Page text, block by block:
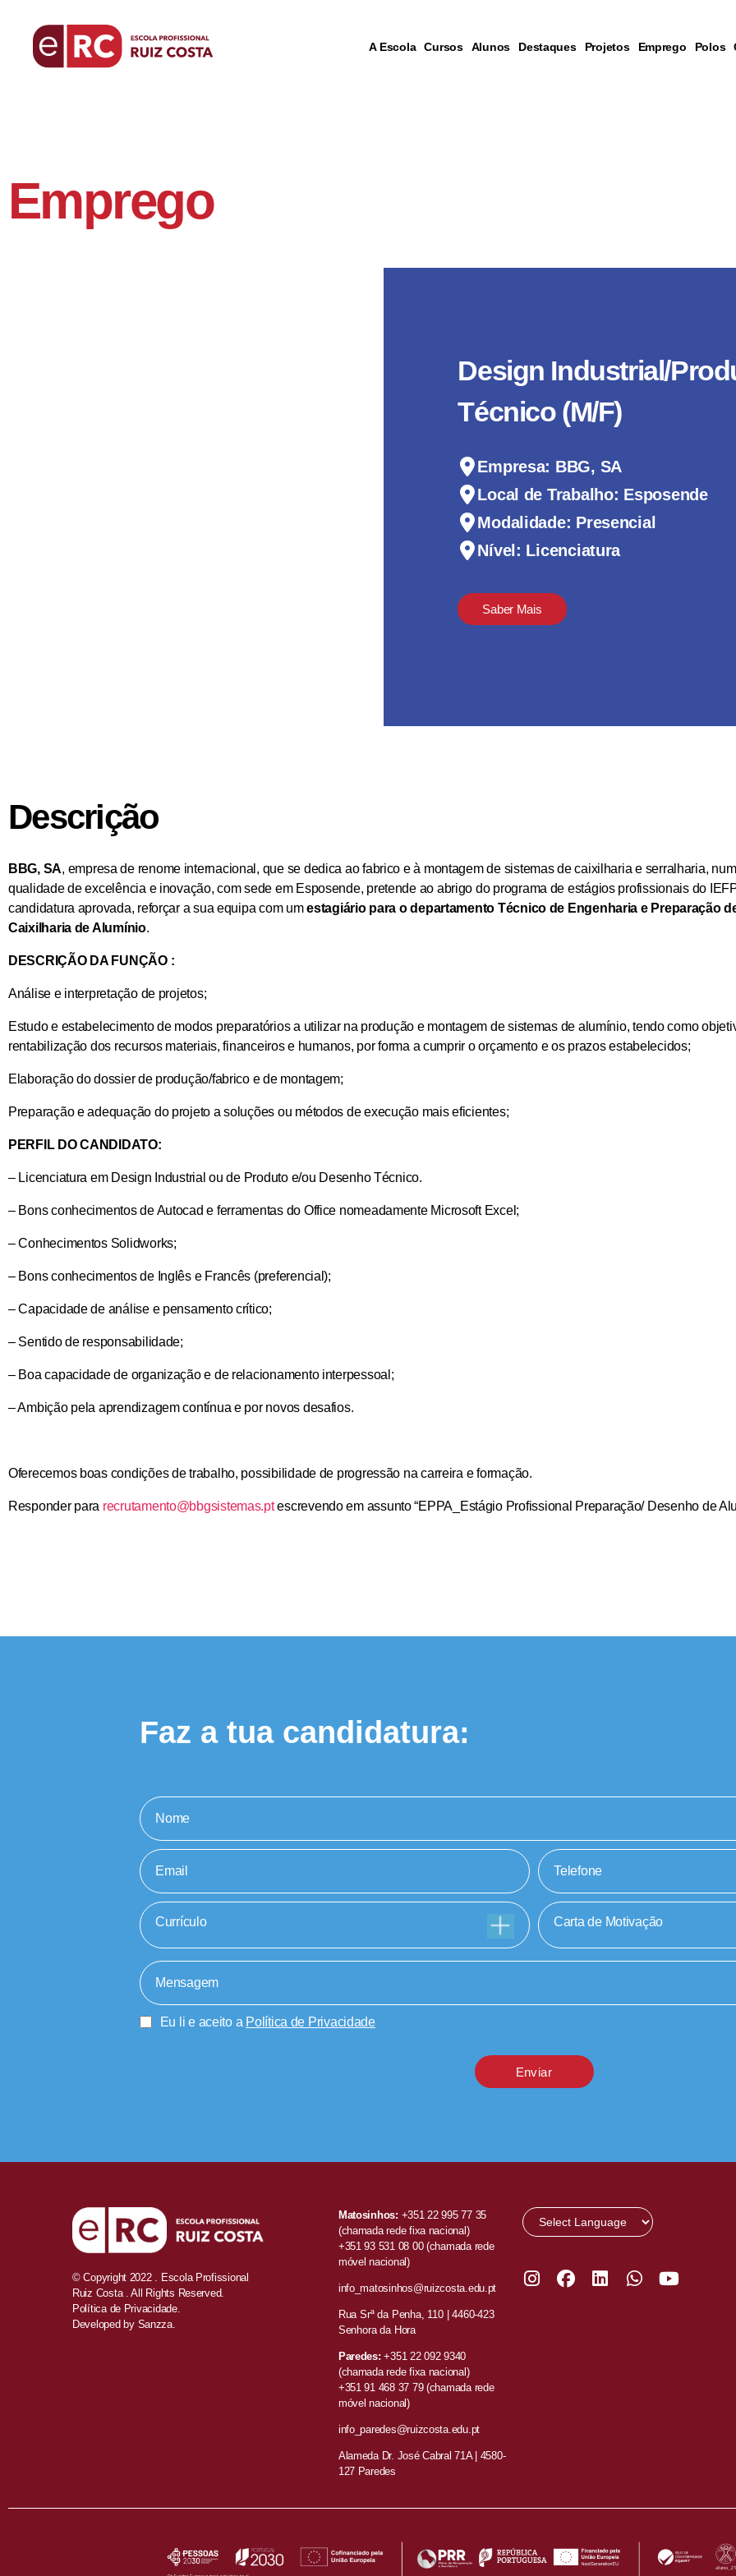
A Escola Cursos Alunos Destaques Projetos Emprego Polos
Emprego
Design Industrial/
Técnico (M/F)
Empresa: BBG, SA
Local de Trabalho: Esposende
Modalidade: Presencial
Nível: Licenciatura
Saber Mais
Descrição
BBG, SA, empresa de renome internacional, que se dedica ao fabrico e à montagem de sistemas de caixilharia e serralharia,
qualidade de excelência e inovação, com sede em Esposende, pretende ao abrigo do programa de estágios profissionais do
candidatura aprovada, reforçar a sua equipa com umestagiário para o departamento Técnico de Engenharia e Preparação
Caixilharia de Alumínio.
DESCRIÇÃO DA FUNÇÃO :
Análise e interpretação de projetos;
Estudo e estabelecimento de modos preparatórios a utilizar na produção e montagem de sistemas de alumínio, tendo como
rentabilização dos recursos materiais, financeiros e humanos, por forma a cumprir o orçamento e os prazos estabelecidos;
Elaboração do dossier de produção/fabrico e de montagem;
Preparação e adequação do projeto a soluções ou métodos de execução mais eficientes;
PERFIL DO CANDIDATO:
– Licenciatura em Design Industrial ou de Produto e/ou Desenho Técnico.
– Bons conhecimentos de Autocad e ferramentas do Office nomeadamente Microsoft Excel;
– Conhecimentos Solidworks;
– Bons conhecimentos de Inglês e Francês (preferencial);
– Capacidade de análise e pensamento crítico;
– Sentido de responsabilidade;
– Boa capacidade de organização e de relacionamento interpessoal;
– Ambição pela aprendizagem contínua e por novos desafios.
Oferecemos boas condições de trabalho, possibilidade de progressão na carreira e formação.
Responder para recrutamento@bbgsistemas.ptescrevendo em assunto “EPPA_Estágio Profissional Preparação/ Desenho de
Faz a tua candidatura:
Currículo Carta de Motivação
Eu li e aceito a Política de Privacidade
Enviar
© Copyright 2022 . Escola Profissional
Ruiz Costa . All Rights Reserved.
Política de Privacidade.
Developed by Sanzza.
Matosinhos: +351 22 995 77 35
(chamada rede fixa nacional)
+351 93 531 08 00(chamada rede
móvel nacional)
info_matosinhos@ruizcosta.edu.pt
Rua Srª da Penha, 110 |4460-423
Senhora da Hora
Paredes:+35122 092 9340
(chamada rede fixa nacional)
+351 91 468 37 79(chamada rede
móvel nacional)
info_paredes@ruizcosta.edu.pt
Alameda Dr. José Cabral 71A | 4580-
127 Paredes